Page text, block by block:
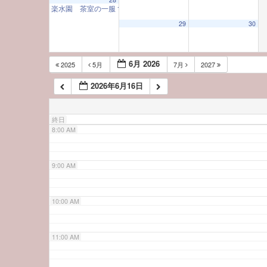
楽水園 茶室の一服 10:00 AM
29
30
2025 5月 6月 2026 7月 2027
2026年6月16日
終日
6:00 AM
7:00 AM
8:00 AM
9:00 AM
10:00 AM
11:00 AM